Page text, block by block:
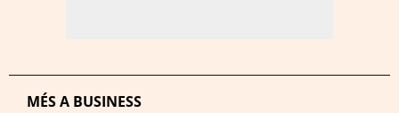
MÉS A BUSINESS